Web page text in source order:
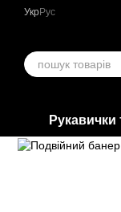
Перейти до
УкрРус
Рукавички